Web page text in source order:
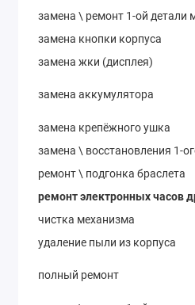
замена \ ремонт 1-ой детали
замена кнопки корпуса
замена жки (дисплея)
замена аккумулятора
замена крепёжного ушка
замена \ восcтановления 1-
ремонт \ подгонка браслета
ремонт электронных часов
чистка механизма
удаление пыли из корпуса
полный ремонт